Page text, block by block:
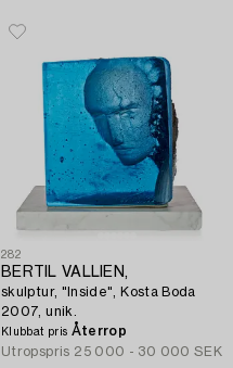
282
BERTIL VALLIEN,
skulptur, "Inside", Kosta Boda
2007, unik.
Klubbat pris Återrop
Utropspris 25 000 - 30 000 SEK